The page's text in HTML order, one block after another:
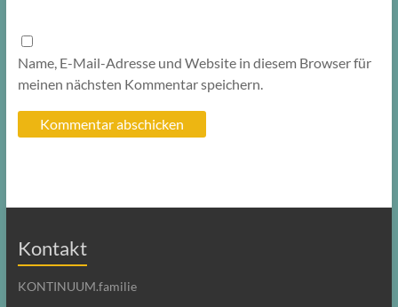
Name, E-Mail-Adresse und Website in diesem Browser für
meinen nächsten Kommentar speichern.
Kontakt
KONTINUUM.familie